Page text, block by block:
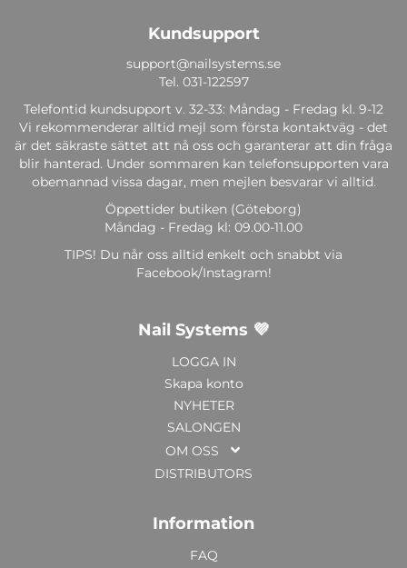
Kundsupport
support@nailsystems.se
Tel. 031-122597
Telefontid kundsupport v. 32-33: Måndag - Fredag kl. 9-12
Vi rekommenderar alltid mejl som första kontaktväg - det
är det säkraste sättet att nå oss och garanterar att din fråga
blir hanterad. Under sommaren kan telefonsupporten vara
obemannad vissa dagar, men mejlen besvarar vi alltid.
Öppettider butiken (Göteborg)
Måndag - Fredag kl: 09.00-11.00
TIPS! Du når oss alltid enkelt och snabbt via
Facebook/Instagram!
Nail Systems 💜
LOGGA IN
Skapa konto
NYHETER
SALONGEN
OM OSS
DISTRIBUTORS
Information
FAQ